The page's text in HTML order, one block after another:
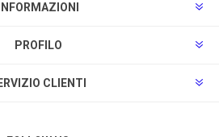
INFORMAZIONI
PROFILO
CLIENTI